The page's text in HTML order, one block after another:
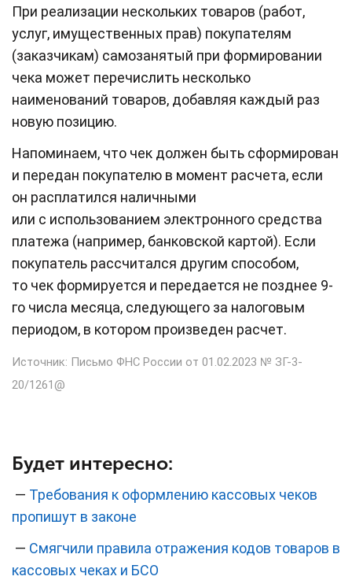
При реализации нескольких товаров (работ,
услуг, имущественных прав) покупателям
(заказчикам) самозанятый при формировании
чека может перечислить несколько
наименований товаров, добавляя каждый раз
новую позицию.
Напоминаем, что чек должен быть сформирован
и передан покупателю в момент расчета, если
он расплатился наличными
или с использованием электронного средства
платежа (например, банковской картой). Если
покупатель рассчитался другим способом,
то чек формируется и передается не позднее 9-
го числа месяца, следующего за налоговым
периодом, в котором произведен расчет.
Источник: Письмо ФНС России от 01.02.2023 № ЗГ-3-
20/1261@
Будет интересно:
— Требования к оформлению кассовых чеков
пропишут в законе
— Смягчили правила отражения кодов товаров в
кассовых чеках и БСО